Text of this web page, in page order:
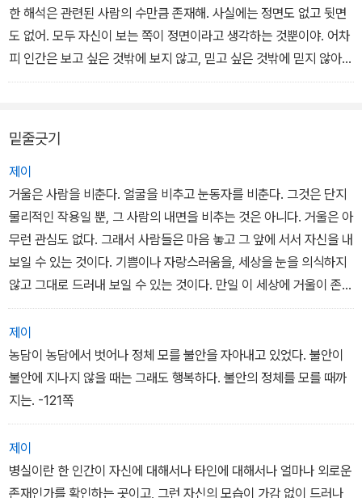
리마 요시오를 전화로 농락한다.
요시오는 있는 힘을 다해 범인에게 대응하지만, 끝내 마리코의 유해
가 세상에 공개된다. 방송을 통해 자신의 범죄행각을 자랑하는 범인
이 소설의 묘미는 트릭과 추리, 반전과 같은 재주가 아니라 '인간'을
그리는 힘에 있다. 형사와 범인뿐 아니라 피해자와 목격자, 또 그들의
가족과 이웃들, 수많은 사람들이 사건과 관련되어 있다. 미야베 미유
키는 사건의 핵심 인물뿐 아니라 사건과 연관된 모든 사람들의 인간
적인 면을 빼놓지 않고 묘사하며, 단순한 범죄극이 아닌 한 편의 거대
한 인간 드라마를 만들어낸다.
한 해석은 관련된 사람의 수만큼 존재해. 사실에는 정면도 없고 뒷면
도 없어. 모두 자신이 보는 쪽이 정면이라고 생각하는 것뿐이야. 어차
피 인간은 보고 싶은 것밖에 보지 않고, 믿고 싶은 것밖에 믿지 않아.
- 본문 중에서
밑줄긋기
제이
거울은 사람을 비춘다. 얼굴을 비추고 눈동자를 비춘다. 그것은 단지
물리적인 작용일 뿐, 그 사람의 내면을 비추는 것은 아니다. 거울은 아
무런 관심도 없다. 그래서 사람들은 마음 놓고 그 앞에 서서 자신을 내
보일 수 있는 것이다. 기쁨이나 자랑스러움을, 세상을 눈을 의식하지
않고 그대로 드러내 보일 수 있는 것이다. 만일 이 세상에 거울이 존재
하지 않고 서로가 서로의 얼굴을 점검해주고 자신이 자신을 관찰하면
서 살아가야 한다면, 사람들은 지금보다 훨씬 철저하게 자신을 점검
해야 할 것이고, 불안에 떨며 살아가야 할 것이다. -99쪽
제이
농담이 농담에서 벗어나 정체 모를 불안을 자아내고 있었다. 불안이
불안에 지나지 않을 때는 그래도 행복하다. 불안의 정체를 모를 때까
지는. -121쪽
제이
병실이란 한 인간이 자신에 대해서나 타인에 대해서나 얼마나 외로운
존재인가를 확인하는 곳이고, 그런 자신의 모습이 가감 없이 드러나